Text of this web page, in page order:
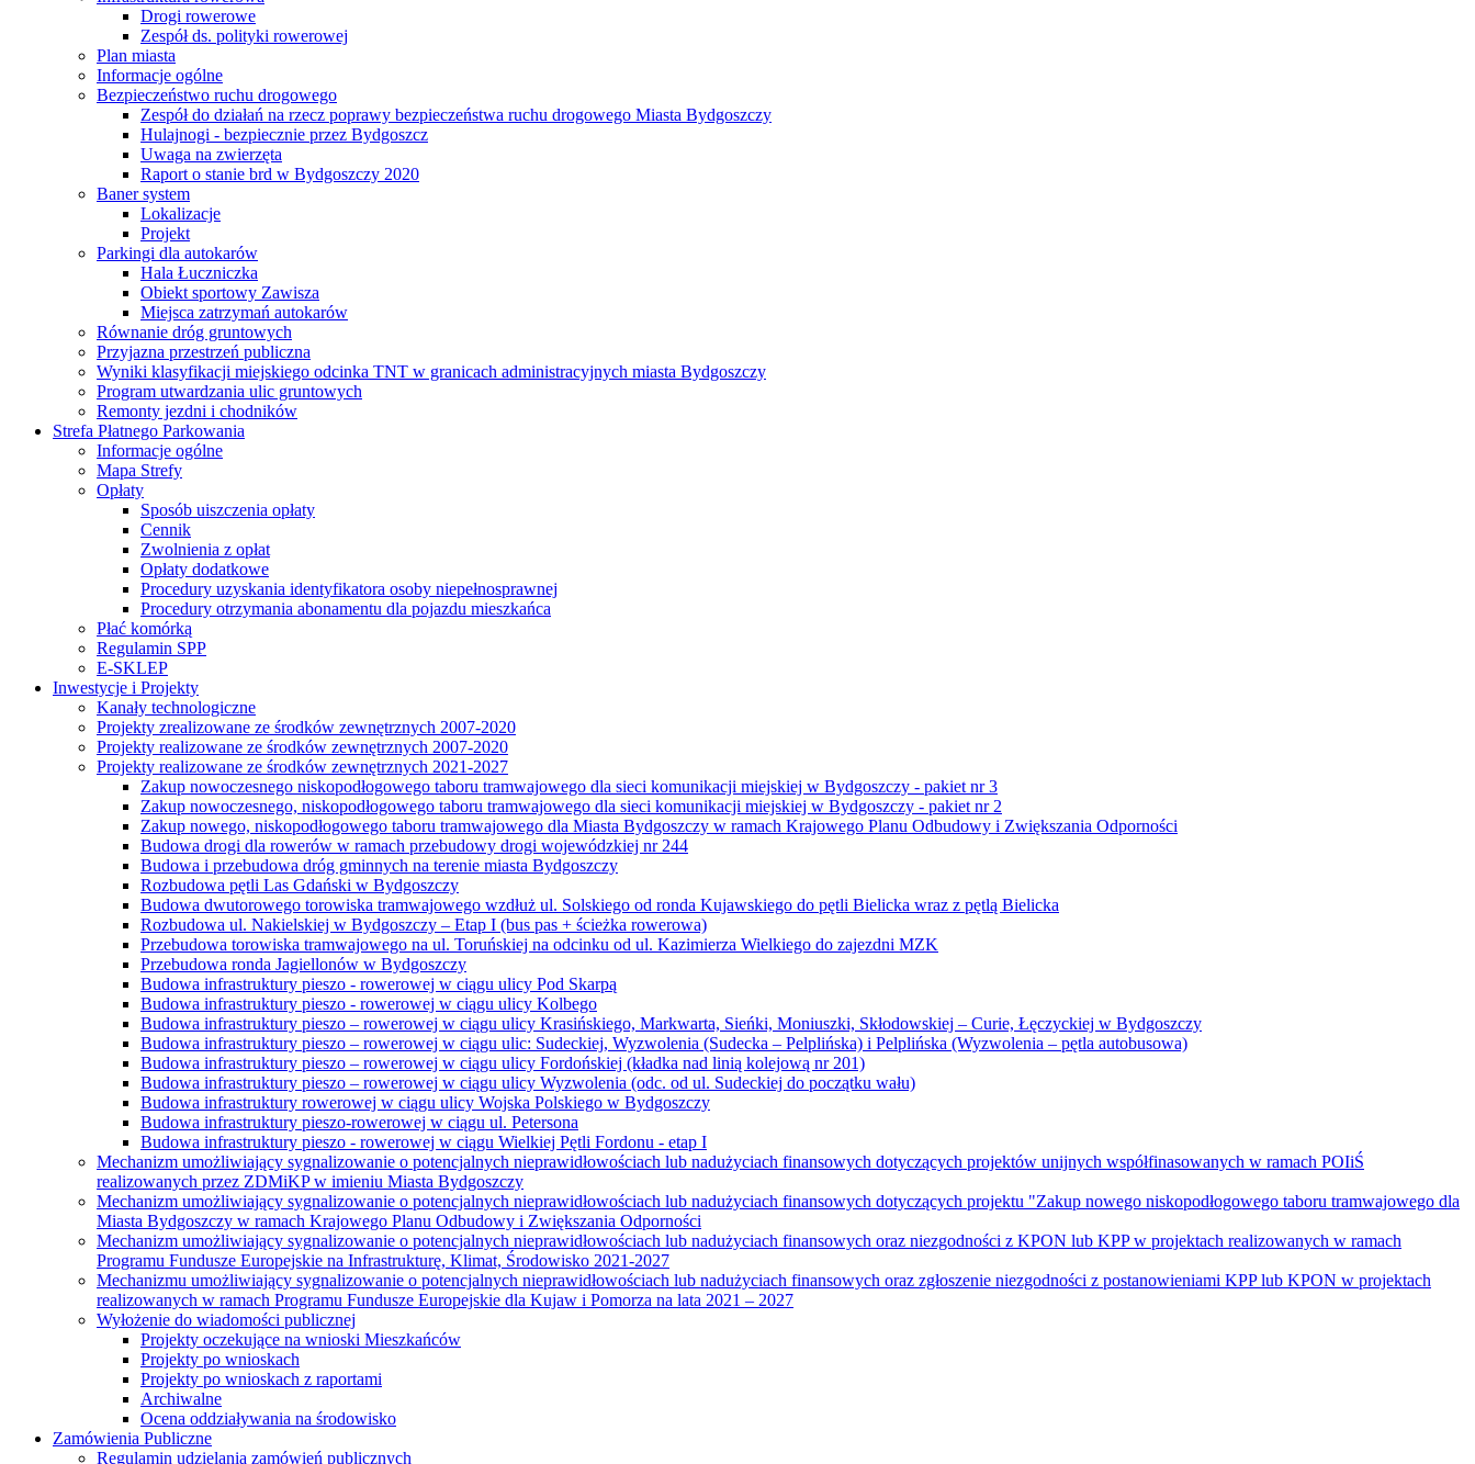
Drogi rowerowe
Zespół ds. polityki rowerowej
Plan miasta
Informacje ogólne
Bezpieczeństwo ruchu drogowego
Zespół do działań na rzecz poprawy bezpieczeństwa ruchu drogowego Miasta Bydgoszczy
Hulajnogi - bezpiecznie przez Bydgoszcz
Uwaga na zwierzęta
Raport o stanie brd w Bydgoszczy 2020
Baner system
Lokalizacje
Projekt
Parkingi dla autokarów
Hala Łuczniczka
Obiekt sportowy Zawisza
Miejsca zatrzymań autokarów
Równanie dróg gruntowych
Przyjazna przestrzeń publiczna
Wyniki klasyfikacji miejskiego odcinka TNT w granicach administracyjnych miasta Bydgoszczy
Program utwardzania ulic gruntowych
Remonty jezdni i chodników
Strefa Płatnego Parkowania
Informacje ogólne
Mapa Strefy
Opłaty
Sposób uiszczenia opłaty
Cennik
Zwolnienia z opłat
Opłaty dodatkowe
Procedury uzyskania identyfikatora osoby niepełnosprawnej
Procedury otrzymania abonamentu dla pojazdu mieszkańca
Płać komórką
Regulamin SPP
E-SKLEP
Inwestycje i Projekty
Kanały technologiczne
Projekty zrealizowane ze środków zewnętrznych 2007-2020
Projekty realizowane ze środków zewnętrznych 2007-2020
Projekty realizowane ze środków zewnętrznych 2021-2027
Zakup nowoczesnego niskopodłogowego taboru tramwajowego dla sieci komunikacji miejskiej w Bydgoszczy - pakiet nr 3
Zakup nowoczesnego, niskopodłogowego taboru tramwajowego dla sieci komunikacji miejskiej w Bydgoszczy - pakiet nr 2
Zakup nowego, niskopodłogowego taboru tramwajowego dla Miasta Bydgoszczy w ramach Krajowego Planu Odbudowy i Zwiększania Odporności
Budowa drogi dla rowerów w ramach przebudowy drogi wojewódzkiej nr 244
Budowa i przebudowa dróg gminnych na terenie miasta Bydgoszczy
Rozbudowa pętli Las Gdański w Bydgoszczy
Budowa dwutorowego torowiska tramwajowego wzdłuż ul. Solskiego od ronda Kujawskiego do pętli Bielicka wraz z pętlą Bielicka
Rozbudowa ul. Nakielskiej w Bydgoszczy – Etap I (bus pas + ścieżka rowerowa)
Przebudowa torowiska tramwajowego na ul. Toruńskiej na odcinku od ul. Kazimierza Wielkiego do zajezdni MZK
Przebudowa ronda Jagiellonów w Bydgoszczy
Budowa infrastruktury pieszo - rowerowej w ciągu ulicy Pod Skarpą
Budowa infrastruktury pieszo - rowerowej w ciągu ulicy Kolbego
Budowa infrastruktury pieszo – rowerowej w ciągu ulicy Krasińskiego, Markwarta, Sieńki, Moniuszki, Skłodowskiej – Curie, Łęczyckiej w Bydgoszczy
Budowa infrastruktury pieszo – rowerowej w ciągu ulic: Sudeckiej, Wyzwolenia (Sudecka – Pelplińska) i Pelplińska (Wyzwolenia – pętla autobusowa)
Budowa infrastruktury pieszo – rowerowej w ciągu ulicy Fordońskiej (kładka nad linią kolejową nr 201)
Budowa infrastruktury pieszo – rowerowej w ciągu ulicy Wyzwolenia (odc. od ul. Sudeckiej do początku wału)
Budowa infrastruktury rowerowej w ciągu ulicy Wojska Polskiego w Bydgoszczy
Budowa infrastruktury pieszo-rowerowej w ciągu ul. Petersona
Budowa infrastruktury pieszo - rowerowej w ciągu Wielkiej Pętli Fordonu - etap I
Mechanizm umożliwiający sygnalizowanie o potencjalnych nieprawidłowościach lub nadużyciach finansowych dotyczących projektów unijnych współfinasowanych w ramach POIiŚ
realizowanych przez ZDMiKP w imieniu Miasta Bydgoszczy
Mechanizm umożliwiający sygnalizowanie o potencjalnych nieprawidłowościach lub nadużyciach finansowych dotyczących projektu "Zakup nowego niskopodłogowego taboru tramwajowego dla
Miasta Bydgoszczy w ramach Krajowego Planu Odbudowy i Zwiększania Odporności
Mechanizm umożliwiający sygnalizowanie o potencjalnych nieprawidłowościach lub nadużyciach finansowych oraz niezgodności z KPON lub KPP w projektach realizowanych w ramach
Programu Fundusze Europejskie na Infrastrukturę, Klimat, Środowisko 2021-2027
Mechanizmu umożliwiający sygnalizowanie o potencjalnych nieprawidłowościach lub nadużyciach finansowych oraz zgłoszenie niezgodności z postanowieniami KPP lub KPON w projektach
realizowanych w ramach Programu Fundusze Europejskie dla Kujaw i Pomorza na lata 2021 – 2027
Wyłożenie do wiadomości publicznej
Projekty oczekujące na wnioski Mieszkańców
Projekty po wnioskach
Projekty po wnioskach z raportami
Archiwalne
Ocena oddziaływania na środowisko
Zamówienia Publiczne
Regulamin udzielania zamówień publicznych